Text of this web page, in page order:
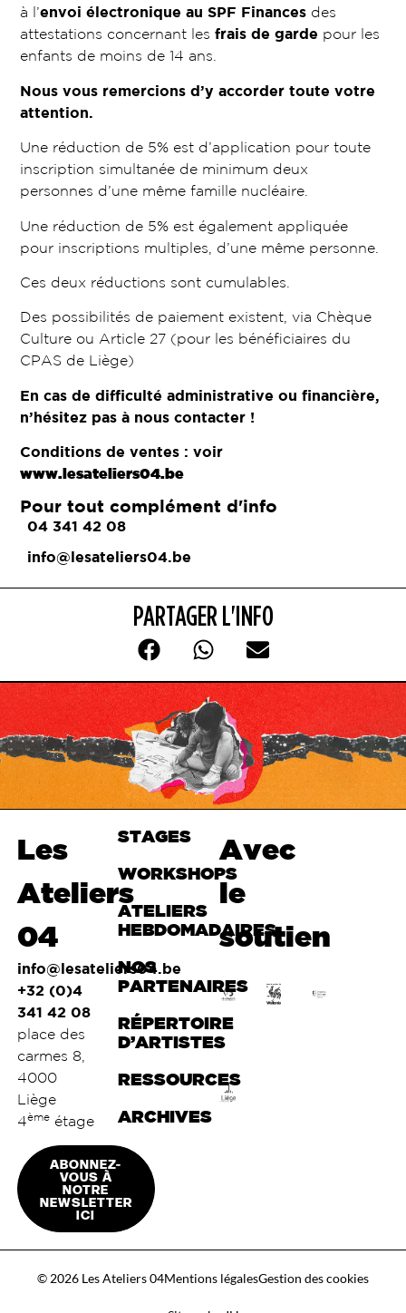
à l’envoi électronique au SPF Finances des
attestations concernant les frais de garde pour les
enfants de moins de 14 ans.
Nous vous remercions d’y accorder toute votre
attention.
Une réduction de 5% est d’application pour toute
inscription simultanée de minimum deux
personnes d’une même famille nucléaire.
Une réduction de 5% est également appliquée
pour inscriptions multiples, d’une même personne.
Ces deux réductions sont cumulables.
Des possibilités de paiement existent, via Chèque
Culture ou Article 27 (pour les bénéficiaires du
CPAS de Liège)
En cas de difficulté administrative ou financière,
n’hésitez pas à nous contacter !
Conditions de ventes : voir
www.lesateliers04.be
Pour tout complément d'info
04 341 42 08
info@lesateliers04.be
PARTAGER L'INFO
Les
Ateliers
04
info@lesateliers04.be
+32 (0)4
341 42 08
place des
carmes 8,
4000
Liège
4èmeétage
ABONNEZ-
VOUS À
NOTRE
NEWSLETTER
ICI
STAGES
WORKSHOPS
ATELIERS
HEBDOMADAIRES
NOS
PARTENAIRES
RÉPERTOIRE
D’ARTISTES
RESSOURCES
ARCHIVES
Avec
le
soutien
© 2026 Les Ateliers 04Mentions légalesGestion des cookies